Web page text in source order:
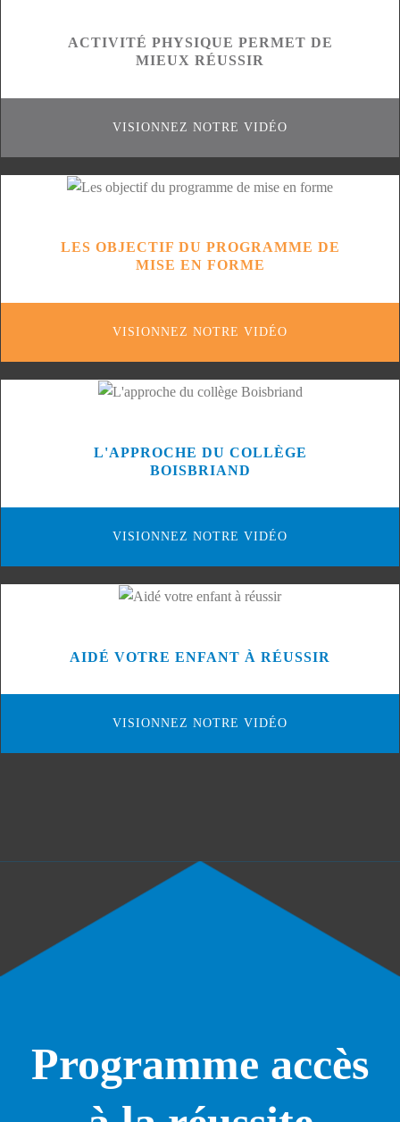
ACTIVITÉ PHYSIQUE PERMET DE
MIEUX RÉUSSIR
VISIONNEZ NOTRE VIDÉO
LES OBJECTIF DU PROGRAMME DE
MISE EN FORME
VISIONNEZ NOTRE VIDÉO
L'APPROCHE DU COLLÈGE
BOISBRIAND
VISIONNEZ NOTRE VIDÉO
AIDÉ VOTRE ENFANT À RÉUSSIR
VISIONNEZ NOTRE VIDÉO
Programme accès